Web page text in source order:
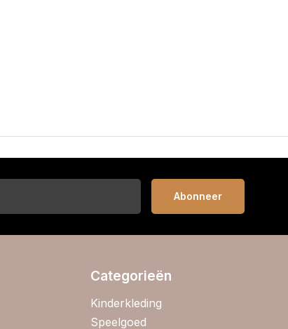
Abonneer
Categorieën
Kinderkleding
Speelgoed